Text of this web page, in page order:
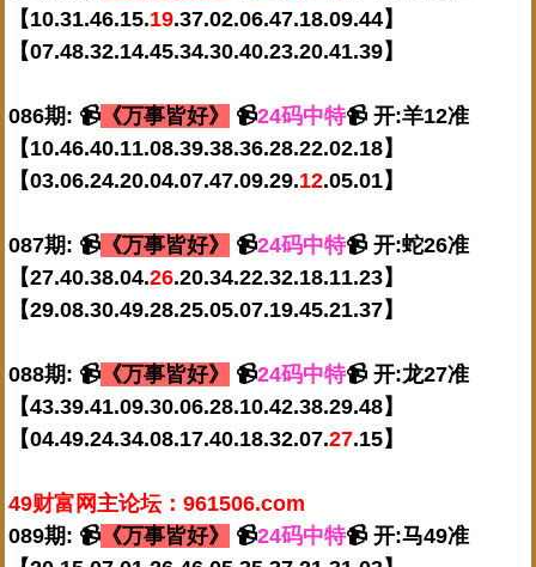
【10.31.46.15.19.37.02.06.47.18.09.44】
【07.48.32.14.45.34.30.40.23.20.41.39】
086期: 📹 《万事皆好》 📹24码中特📹 开:羊12准
【10.46.40.11.08.39.38.36.28.22.02.18】
【03.06.24.20.04.07.47.09.29.12.05.01】
087期: 📹 《万事皆好》 📹24码中特📹 开:蛇26准
【27.40.38.04.26.20.34.22.32.18.11.23】
【29.08.30.49.28.25.05.07.19.45.21.37】
088期: 📹 《万事皆好》 📹24码中特📹 开:龙27准
【43.39.41.09.30.06.28.10.42.38.29.48】
【04.49.24.34.08.17.40.18.32.07.27.15】
49财富网主论坛：961506.com
089期: 📹 《万事皆好》 📹24码中特📹 开:马49准